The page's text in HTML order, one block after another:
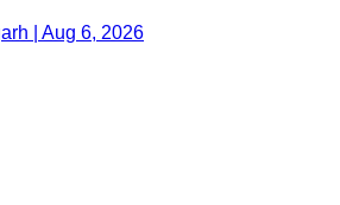
| Aug 6, 2026